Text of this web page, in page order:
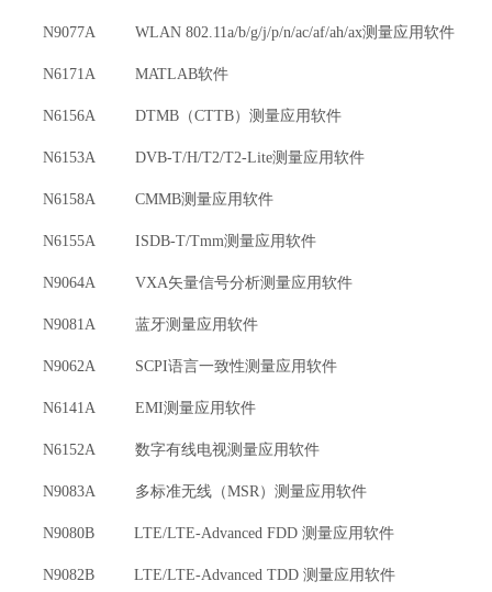
N9077A WLAN 802.11a/b/g/j/p/n/ac/af/ah/ax测量应用软件
N6171A MATLAB软件
N6156A DTMB（CTTB）测量应用软件
N6153A DVB-T/H/T2/T2-Lite测量应用软件
N6158A CMMB测量应用软件
N6155A ISDB-T/Tmm测量应用软件
N9064A VXA矢量信号分析测量应用软件
N9081A 蓝牙测量应用软件
N9062A SCPI语言一致性测量应用软件
N6141A EMI测量应用软件
N6152A 数字有线电视测量应用软件
N9083A 多标准无线（MSR）测量应用软件
N9080B LTE/LTE-Advanced FDD 测量应用软件
N9082B LTE/LTE-Advanced TDD 测量应用软件